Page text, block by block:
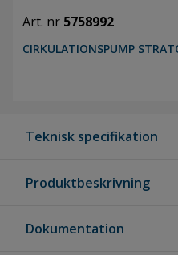
Art. nr 5758992
CIRKULATIONSPUMP
Teknisk specifikation
Produktbeskrivning
Dokumentation